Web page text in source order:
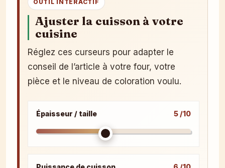
OUTIL INTERACTIF
Ajuster la cuisson à votre
cuisine
Réglez ces curseurs pour adapter le
conseil de l’article à votre four, votre
pièce et le niveau de coloration voulu.
Épaisseur / taille 5 /10